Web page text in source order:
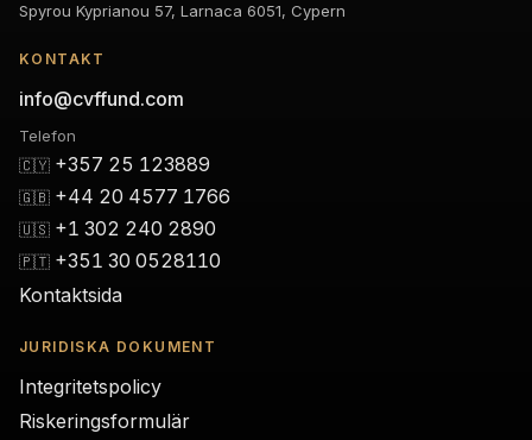
Spyrou Kyprianou 57, Larnaca 6051, Cypern
KONTAKT
info@cvffund.com
Telefon
🇨🇾 +357 25 123889
🇬🇧 +44 20 4577 1766
🇺🇸 +1 302 240 2890
🇵🇹 +351 30 0528110
Kontaktsida
JURIDISKA DOKUMENT
Integritetspolicy
Riskeringsformulär